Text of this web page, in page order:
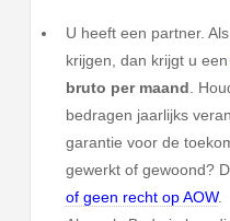
U heeft een partner.
krijgen, dan krijgt u een
bruto per maand.
bedragen jaarlijks
garantie voor de
gewerkt of gewoond?
of geen recht op AOW.